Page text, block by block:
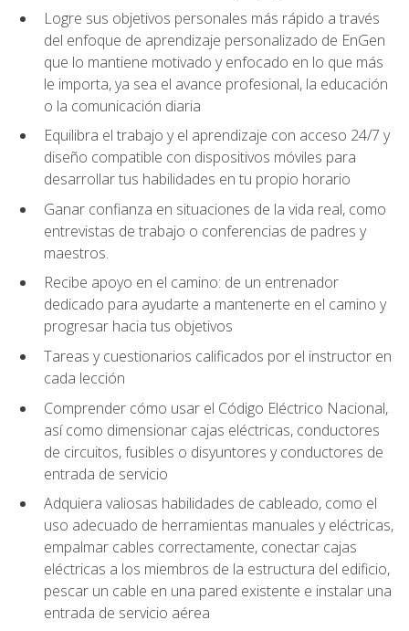
Logre sus objetivos personales más rápido a través
del enfoque de aprendizaje personalizado de EnGen
que lo mantiene motivado y enfocado en lo que más
le importa, ya sea el avance profesional, la educación
o la comunicación diaria
Equilibra el trabajo y el aprendizaje con acceso 24/7 y
diseño compatible con dispositivos móviles para
desarrollar tus habilidades en tu propio horario
Ganar confianza en situaciones de la vida real, como
entrevistas de trabajo o conferencias de padres y
maestros.
Recibe apoyo en el camino: de un entrenador
dedicado para ayudarte a mantenerte en el camino y
progresar hacia tus objetivos
Tareas y cuestionarios calificados por el instructor en
cada lección
Comprender cómo usar el Código Eléctrico Nacional,
así como dimensionar cajas eléctricas, conductores
de circuitos, fusibles o disyuntores y conductores de
entrada de servicio
Adquiera valiosas habilidades de cableado, como el
uso adecuado de herramientas manuales y eléctricas,
empalmar cables correctamente, conectar cajas
eléctricas a los miembros de la estructura del edificio,
pescar un cable en una pared existente e instalar una
entrada de servicio aérea